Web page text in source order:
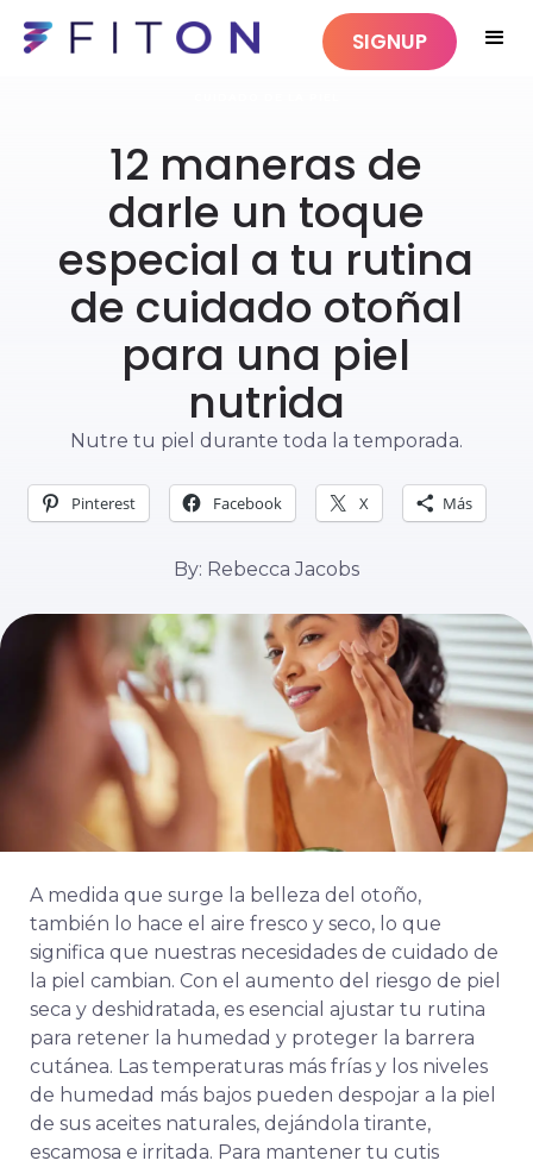
SIGNUP
12 maneras de
darle un toque
especial a tu rutina
de cuidado otoñal
para una piel
nutrida
Nutre tu piel durante toda la temporada.
Pinterest Facebook X Más
By: Rebecca Jacobs
A medida que surge la belleza del otoño,
también lo hace el aire fresco y seco, lo que
significa que nuestras necesidades de cuidado de
la piel cambian. Con el aumento del riesgo de piel
seca y deshidratada, es esencial ajustar tu rutina
para retener la humedad y proteger la barrera
cutánea. Las temperaturas más frías y los niveles
de humedad más bajos pueden despojar a la piel
de sus aceites naturales, dejándola tirante,
escamosa e irritada. Para mantener tu cutis